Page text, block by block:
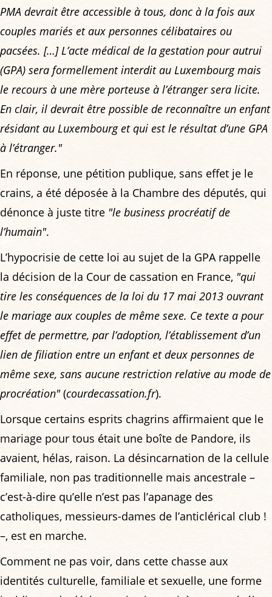
PMA devrait être accessible à tous, donc à la fois aux
couples mariés et aux personnes célibataires ou
pacsées. […] L’acte médical de la gestation pour autrui
(GPA) sera formellement interdit au Luxembourg mais
le recours à une mère porteuse à l’étranger sera licite.
En clair, il devrait être possible de reconnaître un enfant
résidant au Luxembourg et qui est le résultat d’une GPA
à l’étranger."
En réponse, une pétition publique, sans effet je le
crains, a été déposée à la Chambre des députés, qui
dénonce à juste titre "le business procréatif de
l’humain".
L’hypocrisie de cette loi au sujet de la GPA rappelle
la décision de la Cour de cassation en France, "qui
tire les conséquences de la loi du 17 mai 2013 ouvrant
le mariage aux couples de même sexe. Ce texte a pour
effet de permettre, par l’adoption, l’établissement d’un
lien de filiation entre un enfant et deux personnes de
même sexe, sans aucune restriction relative au mode de
procréation"(courdecassation.fr).
Lorsque certains esprits chagrins affirmaient que le
mariage pour tous était une boîte de Pandore, ils
avaient, hélas, raison. La désincarnation de la cellule
familiale, non pas traditionnelle mais ancestrale –
c’est-à-dire qu’elle n’est pas l’apanage des
catholiques, messieurs-dames de l’anticlérical club !
–, est en marche.
Comment ne pas voir, dans cette chasse aux
identités culturelle, familiale et sexuelle, une forme